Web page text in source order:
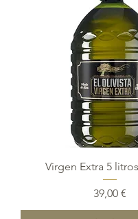
Virgen Extra 5
Precio
39,00 €